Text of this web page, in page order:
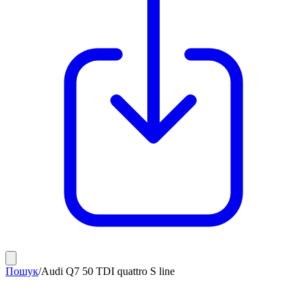
Пошук/Audi Q7 50 TDI quattro S line